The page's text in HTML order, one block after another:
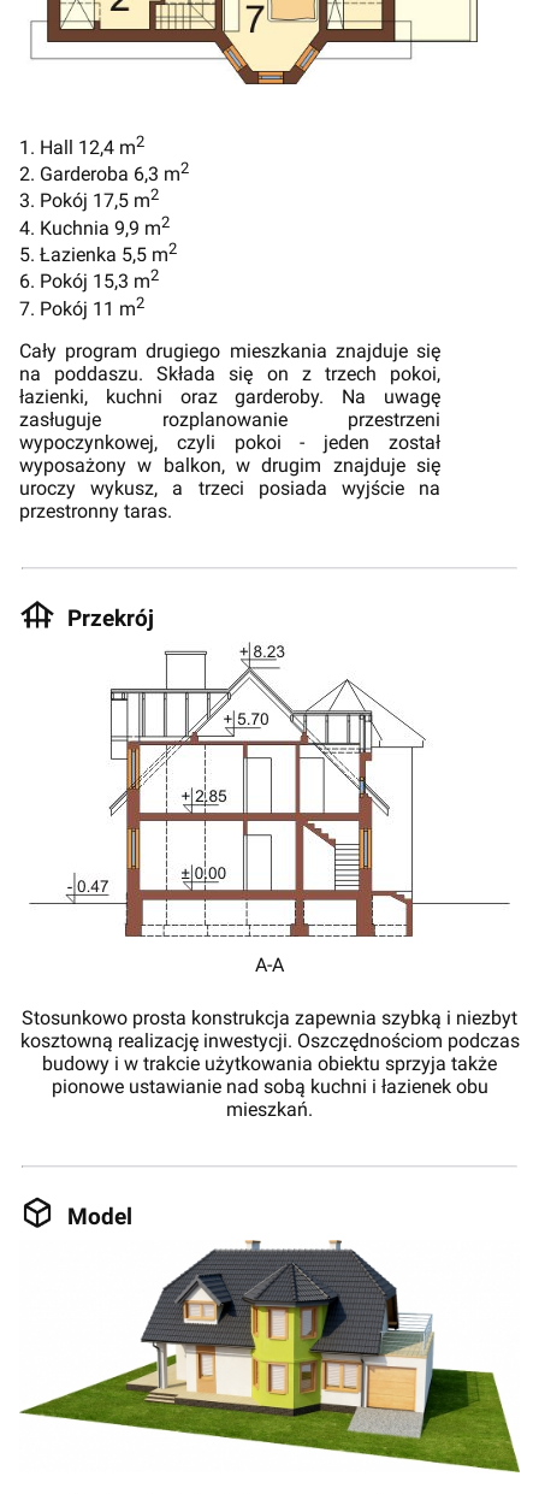
1. Hall 12,4 m2
2. Garderoba 6,3 m2
3. Pokój 17,5 m2
4. Kuchnia 9,9 m2
5. Łazienka 5,5 m2
6. Pokój 15,3 m2
7. Pokój 11 m2
Cały program drugiego mieszkania znajduje się
na poddaszu. Składa się on z trzech pokoi,
łazienki, kuchni oraz garderoby. Na uwagę
zasługuje rozplanowanie przestrzeni
wypoczynkowej, czyli pokoi - jeden został
wyposażony w balkon, w drugim znajduje się
uroczy wykusz, a trzeci posiada wyjście na
przestronny taras.
Przekrój
A-A
Stosunkowo prosta konstrukcja zapewnia szybką i niezbyt
kosztowną realizację inwestycji. Oszczędnościom podczas
budowy i w trakcie użytkowania obiektu sprzyja także
pionowe ustawianie nad sobą kuchni i łazienek obu
mieszkań.
Model